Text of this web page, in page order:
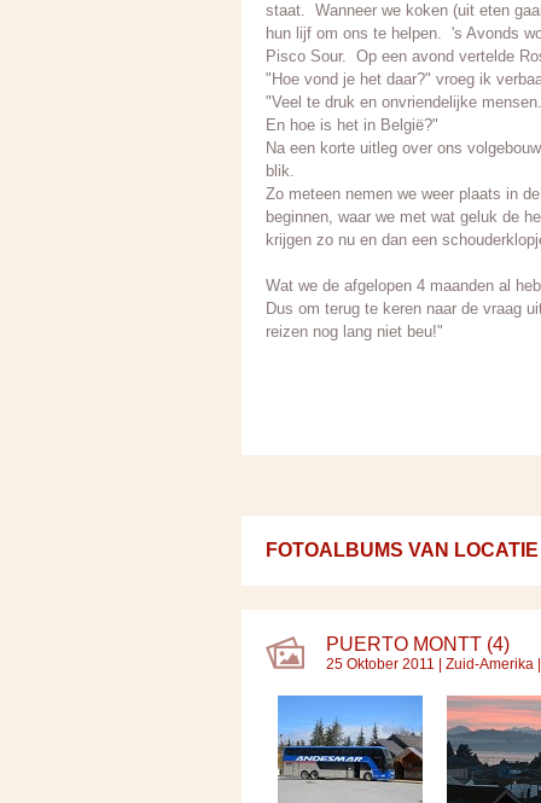
staat. Wanneer we koken (uit eten
hun lijf om ons te helpen. 's Avonds
Pisco Sour. Op een avond vertelde
"Hoe vond je het daar?" vroeg ik
"Veel te druk en onvriendelijke
En hoe is het in België?"
Na een korte uitleg over ons
blik.
Zo meteen nemen we weer plaats in
beginnen, waar we met wat geluk de
krijgen zo nu en dan een
Wat we de afgelopen 4 maanden al
Dus om terug te keren naar de vraag
reizen nog lang niet beu!"
FOTOALBUMS VAN
PUERTO MONTT (4)
25 Oktober 2011 | Zuid-Amerika